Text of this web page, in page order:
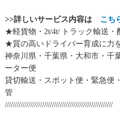
>>詳しいサービス内容は こち
★軽貨物・2t/4t/ トラック輸送・
★質の高いドライバー育成に力
神奈川県・千葉県・大和市・千
ーター便
貸切輸送・スポット便・緊急便
管
///////////////////////////////////////////////////////